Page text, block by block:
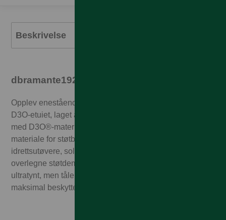
Beskrivelse
dbramante1928 Iceland Ultra Deksel
Opplev enestående telefonbeskyttelse med Iceland Ultra
D3O-etuiet, laget av 100 % resirkulert plast og forsterket
med D3O®-materiale. D3O® er verdens ledende
materiale for støtbeskyttelse, og brukes av profesjonelle
idrettsutøvere, soldater og motorsyklister på grunn av sin
overlegne støtdemping. Etuiet er designet for å være
ultratynt, men tåler likevel fall på opptil 4 meter – og gir
maksimal beskyttelse uten å gjøre telefonen tykkere.